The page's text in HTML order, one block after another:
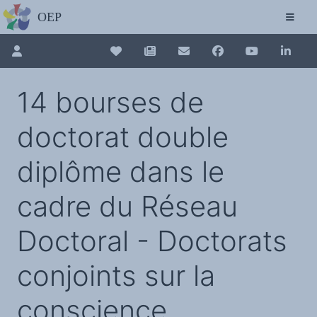
Nouveau dictionnaire des anglicismes
Les Assises européennes du
Découvrez le site avec Mistral IA, Deepseek, ChatGPT, etc.
La Charte européenne du plurilinguisme
Qui sommes-nous ?
Agir avec l'OEP
Contacter l'OEP
Demander un stage
Régles de confidentialité
LES ACTIONS
Colloques de ou avec l'OEP
La Lettre de l'OEP
Les éditos de l'OEP
La petite librairie de l'OEP
Collection Plurilinguisme
L'annuaire des chercheurs et équipes de recherche sur le plurilinguisme
Les séminaires en partenariat
Une cagnotte pour installer le plurilinguisme à l'université
PÔLE RECHERCHE
Colloques et séminaires
Appels à communication ou projet
Classement thématique
Instituts et centres de recherche
14 bourses de
doctorat double
diplôme dans le
cadre du Réseau
Doctoral - Doctorats
conjoints sur la